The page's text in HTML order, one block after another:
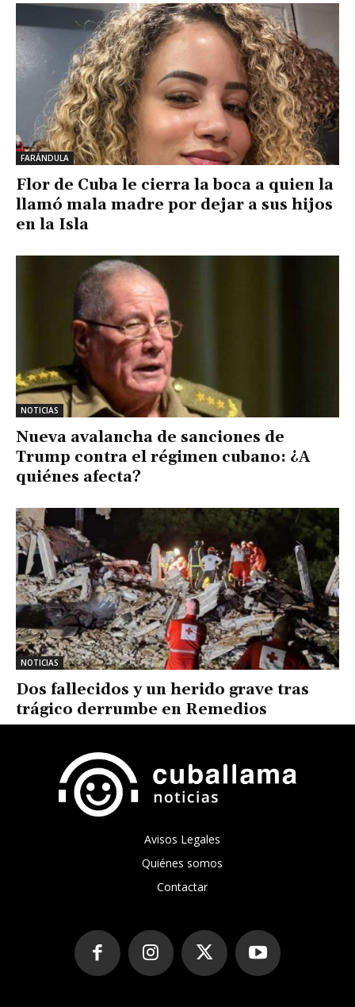
FARÁNDULA
Flor de Cuba le cierra la boca a quien la
llamó mala madre por dejar a sus hijos
en la Isla
NOTICIAS
Nueva avalancha de sanciones de
Trump contra el régimen cubano: ¿A
quiénes afecta?
NOTICIAS
Dos fallecidos y un herido grave tras
trágico derrumbe en Remedios
Avisos Legales
Quiénes somos
Contactar